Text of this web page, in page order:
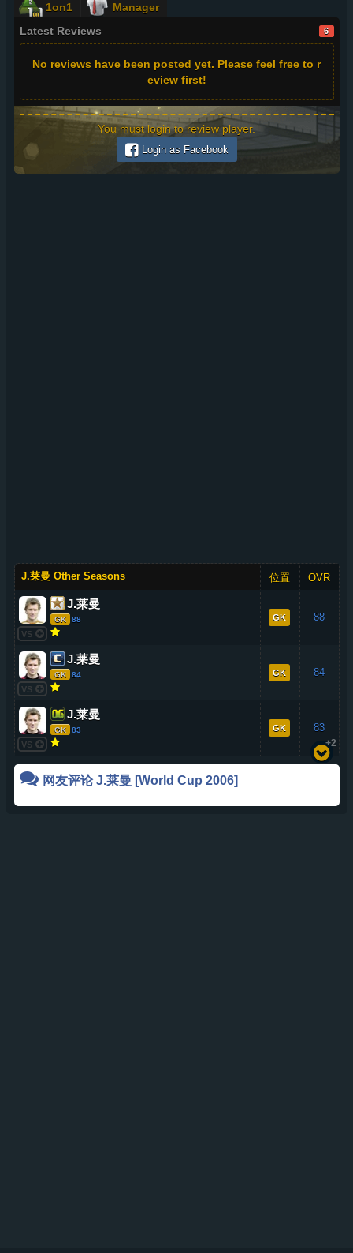
1on1
Manager
Latest Reviews
6
No reviews have been posted yet. Please feel free to r
eview first!
You must login to review player.
Login as Facebook
J.莱曼 Other Seasons 位置 OVR
VS
J.莱曼
GK 88 GK 88
VS
J.莱曼
GK 84 GK 84
VS
J.莱曼
GK 83 GK
83
+2
网友评论J.莱曼 [World Cup 2006]